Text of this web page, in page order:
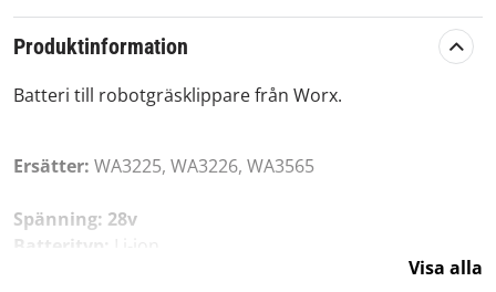
Produktinformation
Batteri till robotgräsklippare från Worx.
Ersätter: WA3225, WA3226, WA3565
Spänning: 28v
Batterityp:
Visa alla